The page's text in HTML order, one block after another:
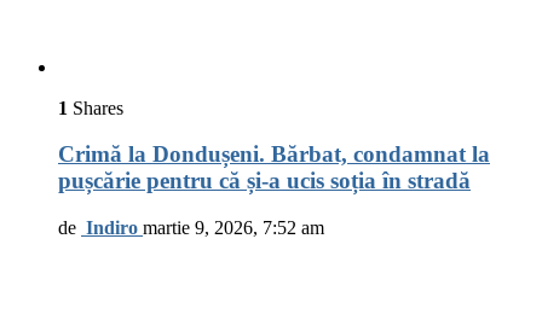
1 Shares
Crimă la Dondușeni. Bărbat, condamnat la
pușcărie pentru că și-a ucis soția în stradă
de Indiro martie 9, 2026, 7:52 am